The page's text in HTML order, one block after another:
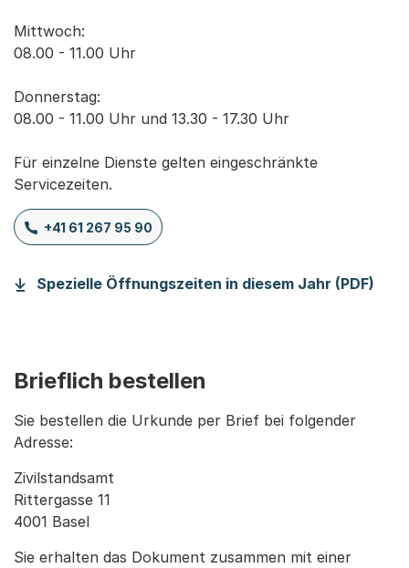
Mittwoch:
08.00 - 11.00 Uhr
Donnerstag:
08.00 - 11.00 Uhr und 13.30 - 17.30 Uhr
Für einzelne Dienste gelten eingeschränkte
Servicezeiten.
+41 61 267 95 90
Spezielle Öffnungszeiten in diesem Jahr (PDF)
Brieflich bestellen
Sie bestellen die Urkunde per Brief bei folgender
Adresse:
Zivilstandsamt
Rittergasse 11
4001 Basel
Sie erhalten das Dokument zusammen mit einer